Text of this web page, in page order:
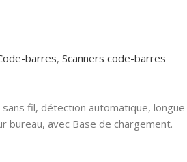
barres, Scanners code-barres
fil, détection automatique, longue
bureau, avec Base de chargement.